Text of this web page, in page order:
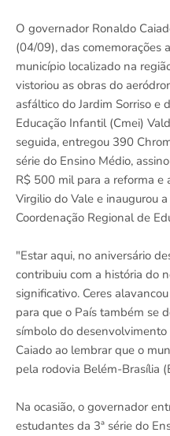
O governador Ronaldo
(04/09), das comemorações
município localizado na
vistoriou as obras do
asfáltico do Jardim Sorriso e
Educação Infantil (Cmei)
seguida, entregou 390
série do Ensino Médio,
R$ 500 mil para a reforma e
Virgilio do Vale e inaugurou
Coordenação Regional de
"Estar aqui, no aniversário
contribuiu com a história do
significativo. Ceres
para que o País também se
símbolo do
Caiado ao lembrar que o
pela rodovia Belém-Brasília
Na ocasião, o governador
estudantes da 3ª série do